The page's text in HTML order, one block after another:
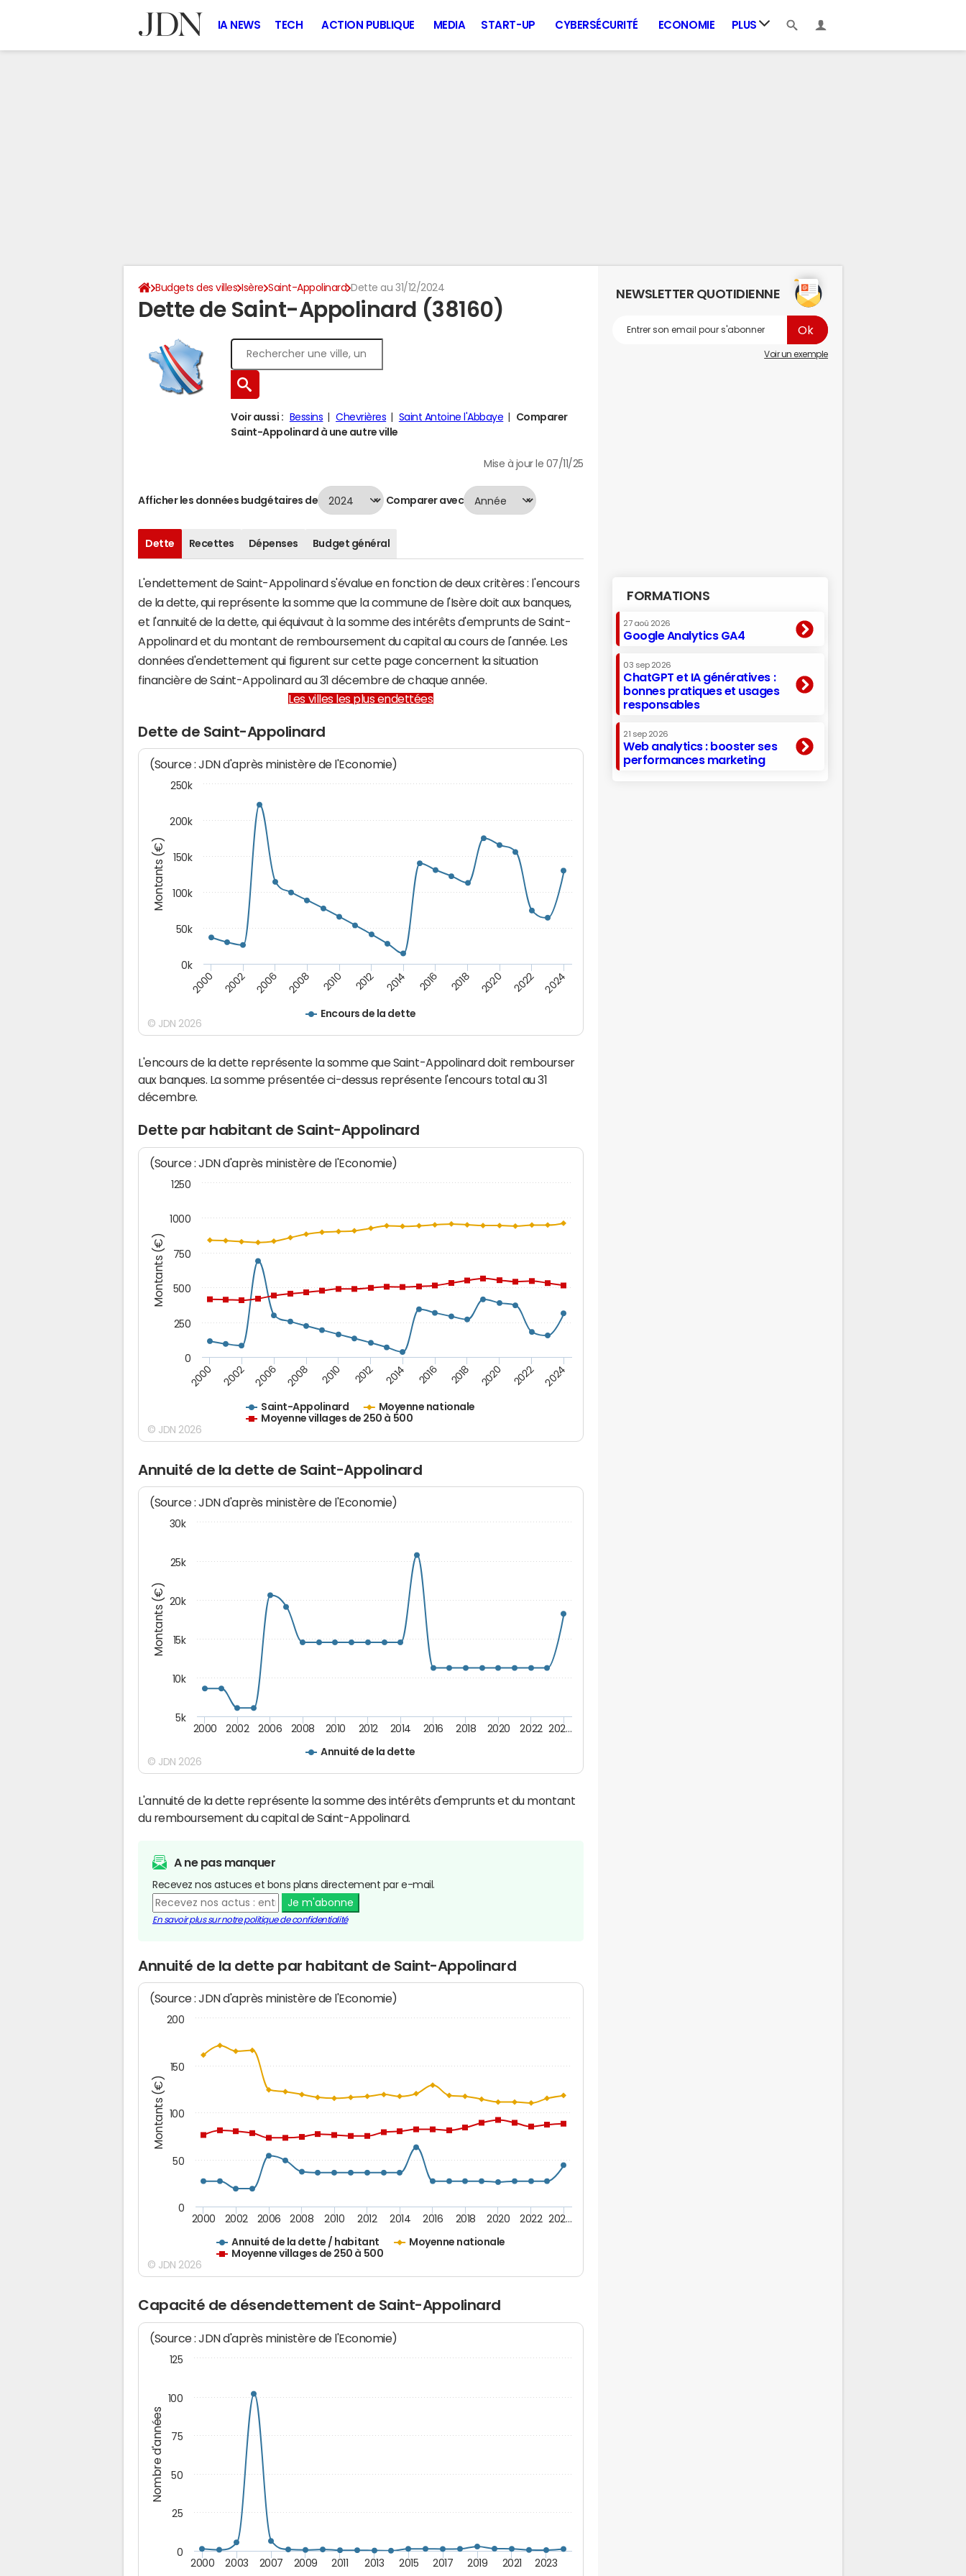
IA NEWS TECH ACTION PUBLIQUE MEDIA START-UP CYBERSÉCURITÉ ECONOMIE PLUS
Budgets des villes Isère Saint-Appolinard Dette au 31/12/2024
Dette de Saint-Appolinard (38160)
Voir aussi : Bessins Chevrières Saint Antoine l'Abbaye
Comparer
Saint-Appolinard à une autre ville
Mise à jour le 07/11/25
Afficher les données budgétaires de Comparer avec
Dette Recettes Dépenses Budget général
L'endettement de Saint-Appolinard s'évalue en fonction de deux critères : l'encours
de la dette, qui représente la somme que la commune de l'Isère doit aux banques,
et l'annuité de la dette, qui équivaut à la somme des intérêts d'emprunts de Saint-
Appolinard et du montant de remboursement du capital au cours de l'année. Les
données d'endettement qui figurent sur cette page concernent la situation
financière de Saint-Appolinard au 31 décembre de chaque année.
Les villes les plus endettées
Dette de Saint-Appolinard
Montants (€)
(Source : JDN d'après ministère de l'Economie)
Encours de la dette
2000 2002 2006 2008 2010 2012 2014 2016 2018 2020 2022 2024
0k
50k
100k
150k
200k
250k
© JDN 2026
L'encours de la dette représente la somme que Saint-Appolinard doit rembourser
aux banques. La somme présentée ci-dessus représente l'encours total au 31
décembre.
Dette par habitant de Saint-Appolinard
Montants (€)
(Source : JDN d'après ministère de l'Economie)
Saint-Appolinard
Moyenne nationale
Moyenne villages de 250 à 500
2000 2002 2006 2008 2010 2012 2014 2016 2018 2020 2022 2024
0
250
500
750
1000
1250
© JDN 2026
Annuité de la dette de Saint-Appolinard
Montants (€)
(Source : JDN d'après ministère de l'Economie)
Annuité de la dette
2000 2002 2006 2008 2010 2012 2014 2016 2018 2020 2022 202…
5k
10k
15k
20k
25k
30k
© JDN 2026
L'annuité de la dette représente la somme des intérêts d'emprunts et du montant
du remboursement du capital de Saint-Appolinard.
A ne pas manquer
Recevez nos astuces et bons plans directement par e-mail.
Je m'abonne
En savoir plus sur notre politique de confidentialité
Annuité de la dette par habitant de Saint-Appolinard
Montants (€)
(Source : JDN d'après ministère de l'Economie)
Annuité de la dette / habitant
Moyenne nationale
Moyenne villages de 250 à 500
2000 2002 2006 2008 2010 2012 2014 2016 2018 2020 2022 202…
0
50
100
150
200
© JDN 2026
Capacité de désendettement de Saint-Appolinard
Nombre d'années
(Source : JDN d'après ministère de l'Economie)
2000 2003 2007 2009 2011 2013 2015 2017 2019 2021 2023
0
25
50
75
100
125
NEWSLETTER QUOTIDIENNE
Voir un exemple
FORMATIONS
27 aoû 2026
Google Analytics GA4
03 sep 2026
ChatGPT et IA génératives :
bonnes pratiques et usages
responsables
21 sep 2026
Web analytics : booster ses
performances marketing